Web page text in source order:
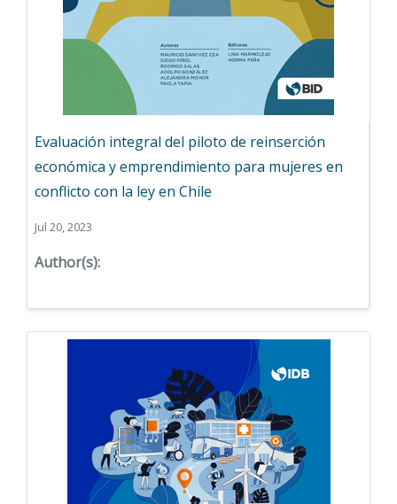
Evaluación integral del piloto de reinserción
económica y emprendimiento para mujeres en
conflicto con la ley en Chile
Jul 20, 2023
Author(s):